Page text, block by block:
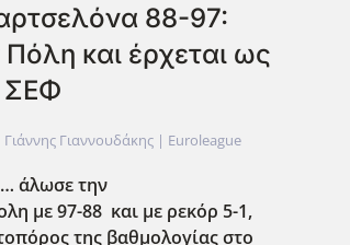
88-97:
και έρχεται ως
ΣΕΦ
Γιαννουδάκης | Euroleague
άλωσε την
με 97-88 και με ρεκόρ 5-1,
της βαθμολογίας στο